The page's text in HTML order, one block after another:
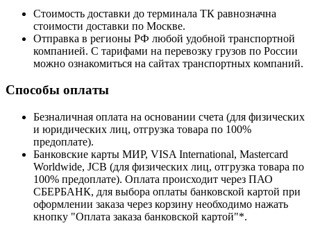
Стоимость доставки до терминала ТК равнозначна
стоимости доставки по Москве.
Отправка в регионы РФ любой удобной транспортной
компанией. С тарифами на перевозку грузов по России
можно ознакомиться на сайтах транспортных компаний.
Способы оплаты
Безналичная оплата на основании счета (для физических
и юридических лиц, отгрузка товара по 100%
предоплате).
Банковские карты МИР, VISA International, Mastercard
Worldwide, JCB (для физических лиц, отгрузка товара по
100% предоплате). Оплата происходит через ПАО
СБЕРБАНК, для выбора оплаты банковской картой при
оформлении заказа через корзину необходимо нажать
кнопку "Оплата заказа банковской картой"*.